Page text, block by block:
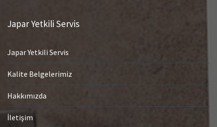
Japar Yetkili Servis
Japar Yetkili Servis
Kalite Belgelerimiz
Hakkımızda
İletişim